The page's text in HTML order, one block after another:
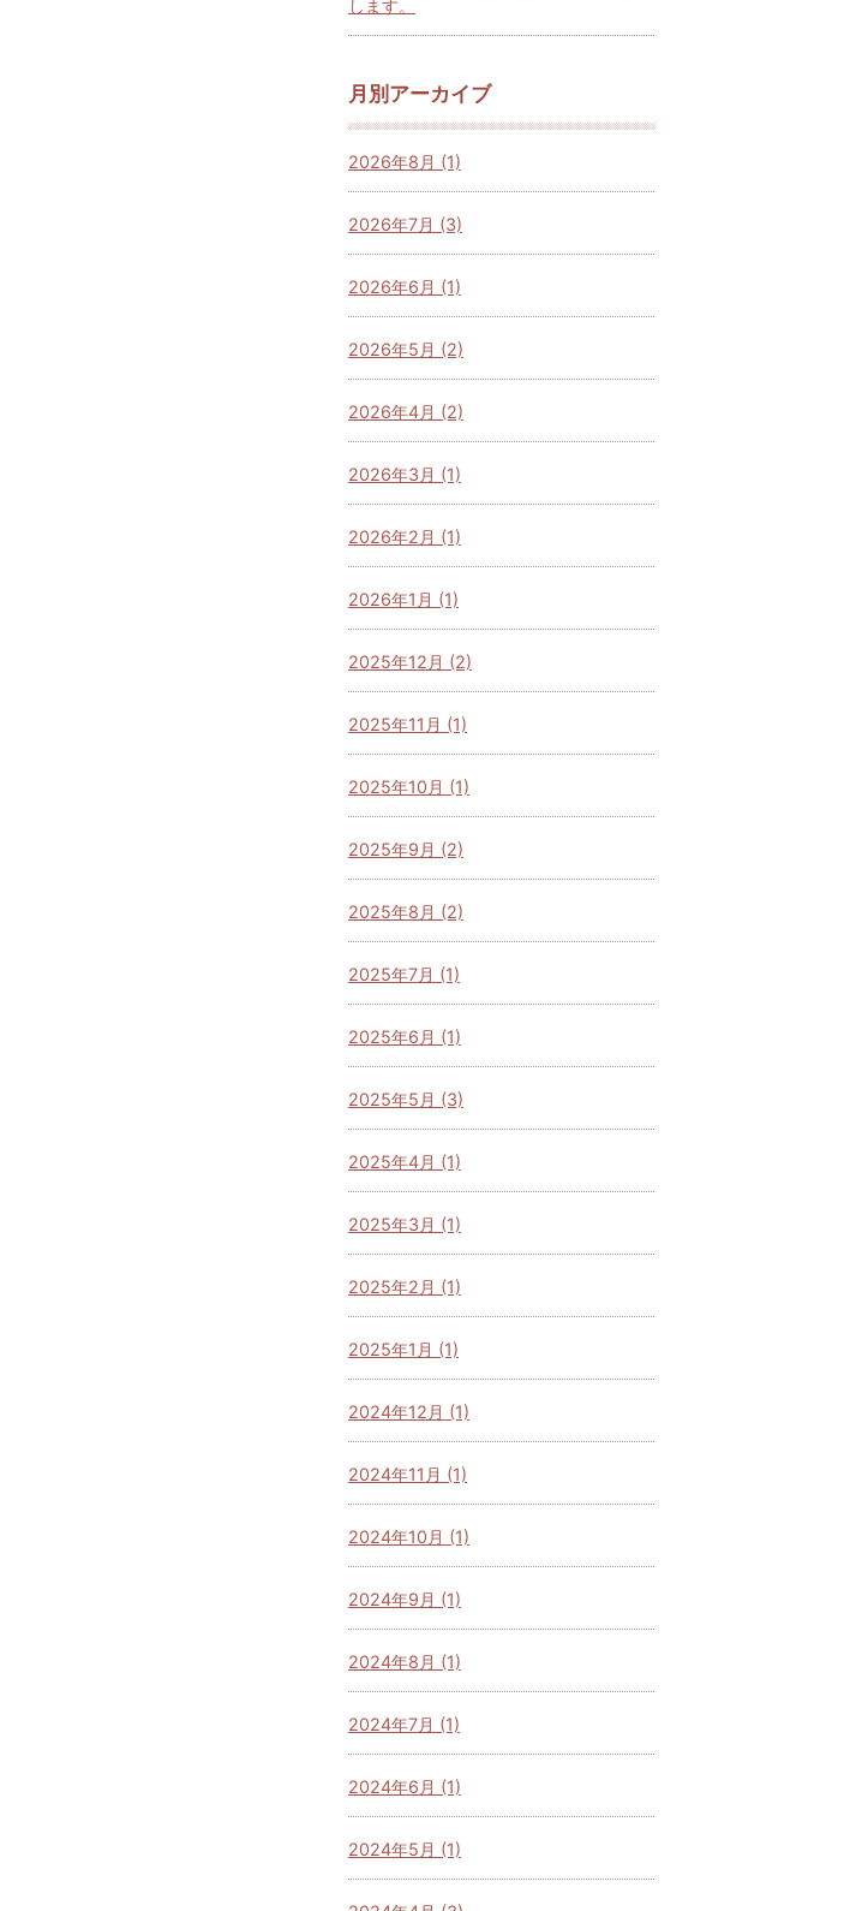
します。
月別アーカイブ
2026年8月 (1)
2026年7月 (3)
2026年6月 (1)
2026年5月 (2)
2026年4月 (2)
2026年3月 (1)
2026年2月 (1)
2026年1月 (1)
2025年12月 (2)
2025年11月 (1)
2025年10月 (1)
2025年9月 (2)
2025年8月 (2)
2025年7月 (1)
2025年6月 (1)
2025年5月 (3)
2025年4月 (1)
2025年3月 (1)
2025年2月 (1)
2025年1月 (1)
2024年12月 (1)
2024年11月 (1)
2024年10月 (1)
2024年9月 (1)
2024年8月 (1)
2024年7月 (1)
2024年6月 (1)
2024年5月 (1)